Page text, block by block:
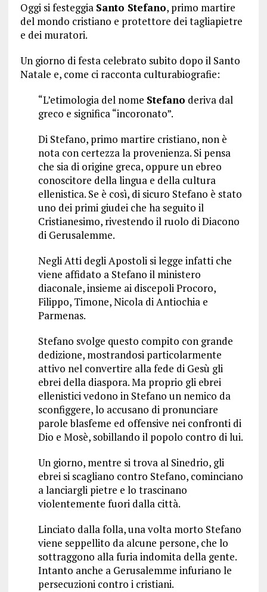
Oggi si festeggia Santo Stefano, primo martire
del mondo cristiano e protettore dei tagliapietre
e dei muratori.
Un giorno di festa celebrato subito dopo il Santo
Natale e, come ci racconta culturabiografie:
“L’etimologia del nome Stefano deriva dal
greco e significa “incoronato”.
Di Stefano, primo martire cristiano, non è
nota con certezza la provenienza. Si pensa
che sia di origine greca, oppure un ebreo
conoscitore della lingua e della cultura
ellenistica. Se è così, di sicuro Stefano è stato
uno dei primi giudei che ha seguito il
Cristianesimo, rivestendo il ruolo di Diacono
di Gerusalemme.
Negli Atti degli Apostoli si legge infatti che
viene affidato a Stefano il ministero
diaconale, insieme ai discepoli Procoro,
Filippo, Timone, Nicola di Antiochia e
Parmenas.
Stefano svolge questo compito con grande
dedizione, mostrandosi particolarmente
attivo nel convertire alla fede di Gesù gli
ebrei della diaspora. Ma proprio gli ebrei
ellenistici vedono in Stefano un nemico da
sconfiggere, lo accusano di pronunciare
parole blasfeme ed offensive nei confronti di
Dio e Mosè, sobillando il popolo contro di lui.
Un giorno, mentre si trova al Sinedrio, gli
ebrei si scagliano contro Stefano, cominciano
a lanciargli pietre e lo trascinano
violentemente fuori dalla città.
Linciato dalla folla, una volta morto Stefano
viene seppellito da alcune persone, che lo
sottraggono alla furia indomita della gente.
Intanto anche a Gerusalemme infuriano le
persecuzioni contro i cristiani.